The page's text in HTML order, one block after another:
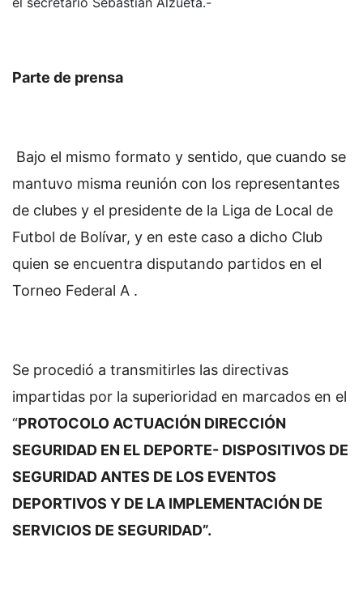
Parte de prensa
Bajo el mismo formato y sentido, que cuando se
mantuvo misma reunión con los representantes
de clubes y el presidente de la Liga de Local de
Futbol de Bolívar, y en este caso a dicho Club
quien se encuentra disputando partidos en el
Torneo Federal A .
Se procedió a transmitirles las directivas
impartidas por la superioridad en marcados en el
“PROTOCOLO ACTUACIÓN DIRECCIÓN
SEGURIDAD EN EL DEPORTE- DISPOSITIVOS DE
SEGURIDAD ANTES DE LOS EVENTOS
DEPORTIVOS Y DE LA IMPLEMENTACIÓN DE
SERVICIOS DE SEGURIDAD”.